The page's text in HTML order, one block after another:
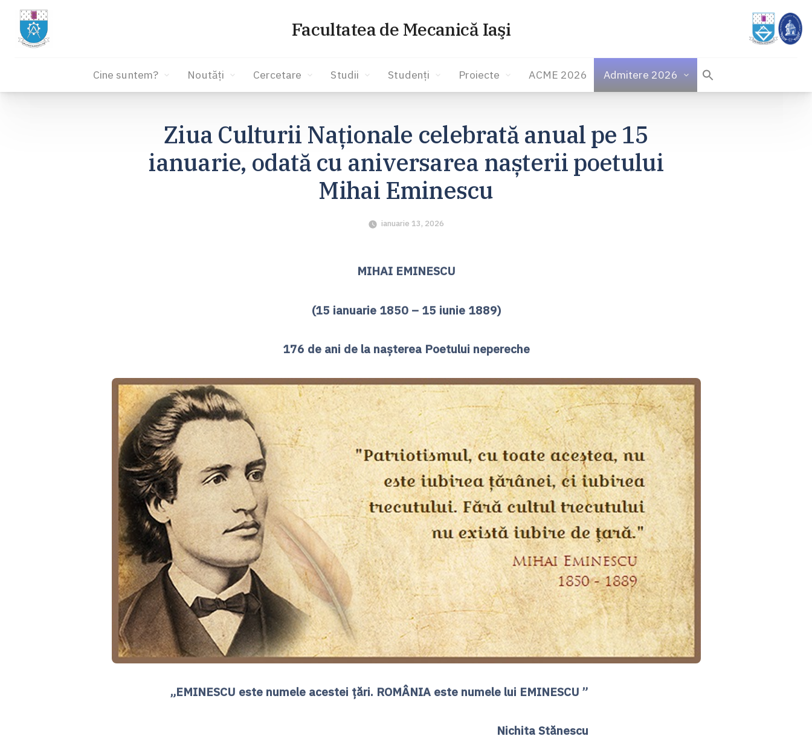
Facultatea de Mecanică Iaşi
Cine suntem? Noutăți Cercetare Studii Studenți Proiecte ACME 2026 Admitere 2026
Ziua Culturii Naționale celebrată anual pe 15
ianuarie, odată cu aniversarea nașterii poetului
Mihai Eminescu
ianuarie 13, 2026
MIHAI EMINESCU
(15 ianuarie 1850 – 15 iunie 1889)
176 de ani de la naşterea Poetului nepereche
„EMINESCU este numele acestei țări. ROMÂNIA este numele lui EMINESCU ”
Nichita Stănescu